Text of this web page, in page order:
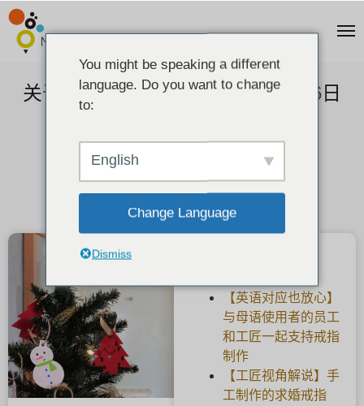
关于圣诞节的预订（2021年11月26日
【英语对应也放心】
与母语使用者的员工
和工匠一起支持戒指
制作
【工匠视角解说】手
工制作的求婚戒指
You might be speaking a different
language. Do you want to change
to:
English
Change Language
Dismiss